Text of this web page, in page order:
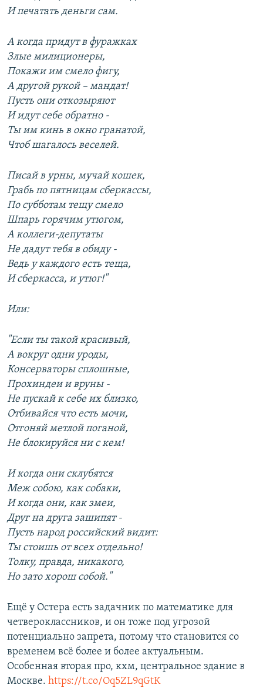
И печатать деньги сам.
А когда придут в фуражках
Злые милиционеры,
Покажи им смело фигу,
А другой рукой – мандат!
Пусть они откозыряют
И идут себе обратно -
Ты им кинь в окно гранатой,
Чтоб шагалось веселей.
Писай в урны, мучай кошек,
Грабь по пятницам сберкассы,
По субботам тещу смело
Шпарь горячим утюгом,
А коллеги-депутаты
Не дадут тебя в обиду -
Ведь у каждого есть теща,
И сберкасса, и утюг!"
Или:
"Если ты такой красивый,
А вокруг одни уроды,
Консерваторы сплошные,
Прохиндеи и вруны -
Не пускай к себе их близко,
Отбивайся что есть мочи,
Отгоняй метлой поганой,
Не блокируйся ни с кем!
И когда они склубятся
Меж собою, как собаки,
И когда они, как змеи,
Друг на друга зашипят -
Пусть народ российский видит:
Ты стоишь от всех отдельно!
Толку, правда, никакого,
Но зато хорош собой."
Ещё у Остера есть задачник по математике для
четвероклассников, и он тоже под угрозой
потенциально запрета, потому что становится со
временем всё более и более актуальным.
Особенная вторая про, кхм, центральное здание в
Москве. https://t.co/Oq5ZL9qGtK